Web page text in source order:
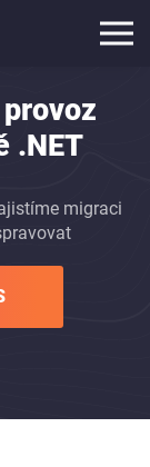
.NET
migraci